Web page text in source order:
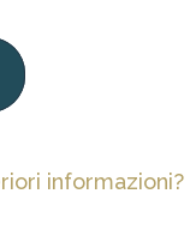
informazioni?